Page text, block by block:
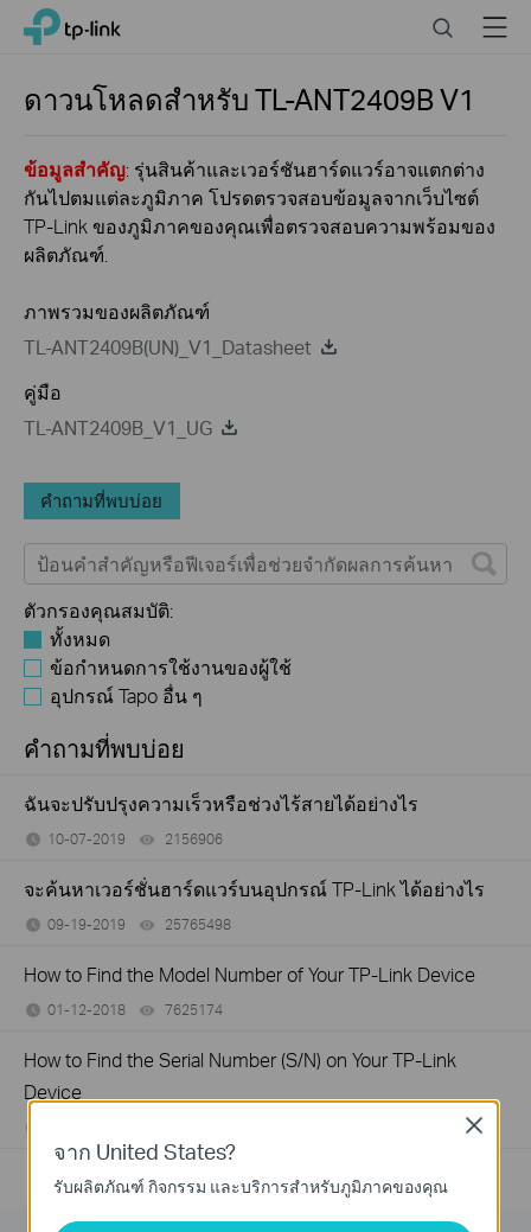
Click
navigation
TP-Link, Reliably Smart SearchMenu
ดาวนโหลดสำหรับTL-ANT2409BV1
ข้อมูลสำคัญ: รุ่นสินค้าและเวอร์ชันฮาร์ดแวร์อาจแตกต่าง
กันไปตมแต่ละภูมิภาค โปรดตรวจสอบข้อมูลจากเว็บไซต์
TP-Link ของภูมิภาคของคุณเพื่อตรวจสอบความพร้อมของ
ผลิตภัณฑ์.
ภาพรวมของผลิตภัณฑ์
TL-ANT2409B(UN)_V1_Datasheet
คู่มือ
TL-ANT2409B_V1_UG
คำถามที่พบบ่อย
ตัวกรองคุณสมบัติ:
ทั้งหมด
ข้อกำหนดการใช้งานของผู้ใช้
อุปกรณ์ Tapo อื่น ๆ
คำถามที่พบบ่อย
ฉันจะปรับปรุงความเร็วหรือช่วงไร้สายได้อย่างไร
10-07-2019 2156906
จะค้นหาเวอร์ชั่นฮาร์ดแวร์บนอุปกรณ์ TP-Link ได้อย่างไร
09-19-2019 25765498
How to Find the Model Number of Your TP-Link Device
01-12-2018 7625174
How to Find the Serial Number (S/N) on Your TP-Link
Device
จาก United States?
รับผลิตภัณฑ์ กิจกรรม และบริการสำหรับภูมิภาคของคุณ
Close